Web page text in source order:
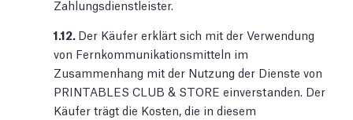
Zahlungsdienstleister.
1.12. Der Käufer erklärt sich mit der Verwendung
von Fernkommunikationsmitteln im
Zusammenhang mit der Nutzung der Dienste von
PRINTABLES CLUB & STORE einverstanden. Der
Käufer trägt die Kosten, die in diesem